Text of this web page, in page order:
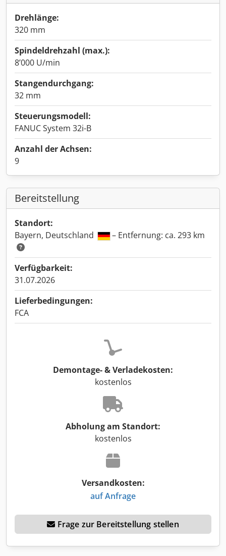
Drehlänge:
320 mm
Spindeldrehzahl (max.):
8’000 U/min
Stangendurchgang:
32 mm
Steuerungsmodell:
FANUC System 32i-B
Anzahl der Achsen:
9
Bereitstellung
Standort:
Bayern, Deutschland
– Entfernung: ca. 293 km
Verfügbarkeit:
31.07.2026
Lieferbedingungen:
FCA
Demontage- & Verladekosten:
kostenlos
Abholung am Standort:
kostenlos
Versandkosten:
auf Anfrage
Frage zur Bereitstellung stellen